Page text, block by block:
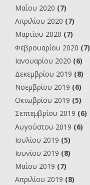
Μαΐου 2020 (7)
Απριλίου 2020 (7)
Μαρτίου 2020 (7)
Φεβρουαρίου 2020 (7)
Ιανουαρίου 2020 (6)
Δεκεμβρίου 2019 (8)
Νοεμβρίου 2019 (6)
Οκτωβρίου 2019 (5)
Σεπτεμβρίου 2019 (6)
Αυγούστου 2019 (6)
Ιουλίου 2019 (5)
Ιουνίου 2019 (8)
Μαΐου 2019 (7)
Απριλίου 2019 (8)